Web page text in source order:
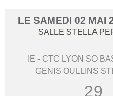
LE SAMEDI 02 MAI
SALLE STELLA
IE - CTC LYON SO
GENIS OULLINS
29